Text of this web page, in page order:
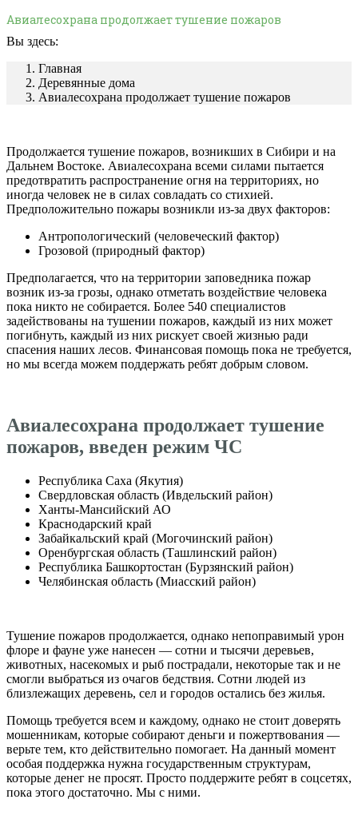
Авиалесохрана продолжает тушение пожаров
Вы здесь:
Главная
Деревянные дома
Авиалесохрана продолжает тушение пожаров
Продолжается тушение пожаров, возникших в Сибири и на
Дальнем Востоке. Авиалесохрана всеми силами пытается
предотвратить распространение огня на территориях, но
иногда человек не в силах совладать со стихией.
Предположительно пожары возникли из-за двух факторов:
Антропологический (человеческий фактор)
Грозовой (природный фактор)
Предполагается, что на территории заповедника пожар
возник из-за грозы, однако отметать воздействие человека
пока никто не собирается. Более 540 специалистов
задействованы на тушении пожаров, каждый из них может
погибнуть, каждый из них рискует своей жизнью ради
спасения наших лесов. Финансовая помощь пока не требуется,
но мы всегда можем поддержать ребят добрым словом.
Авиалесохрана продолжает тушение
пожаров, введен режим ЧС
Республика Саха (Якутия)
Свердловская область (Ивдельский район)
Ханты-Мансийский АО
Краснодарский край
Забайкальский край (Могочинский район)
Оренбургская область (Ташлинский район)
Республика Башкортостан (Бурзянский район)
Челябинская область (Миасский район)
Тушение пожаров продолжается, однако непоправимый урон
флоре и фауне уже нанесен — сотни и тысячи деревьев,
животных, насекомых и рыб пострадали, некоторые так и не
смогли выбраться из очагов бедствия. Сотни людей из
близлежащих деревень, сел и городов остались без жилья.
Помощь требуется всем и каждому, однако не стоит доверять
мошенникам, которые собирают деньги и пожертвования —
верьте тем, кто действительно помогает. На данный момент
особая поддержка нужна государственным структурам,
которые денег не просят. Просто поддержите ребят в соцсетях,
пока этого достаточно. Мы с ними.